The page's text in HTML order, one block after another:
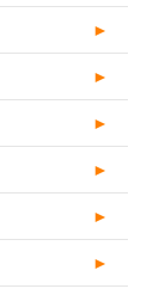
►
►
►
►
►
►